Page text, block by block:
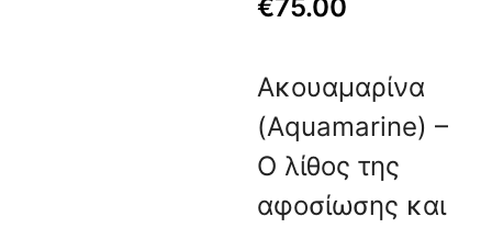
€75.00
Ακουαμαρίνα
(Aquamarine) –
Ο λίθος της
αφοσίωσης και